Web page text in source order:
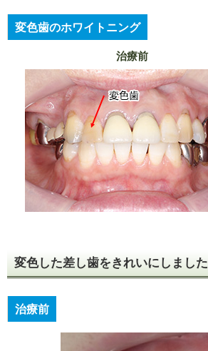
変色歯のホワイトニング
治療前
変色した差し歯をきれいにしました
治療前